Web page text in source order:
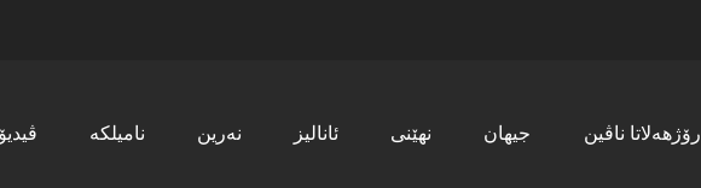
ڤیدیۆ نامیلکە نەرین ئانالیز نھێنی جیھان رۆژھەلاتا ناڤین